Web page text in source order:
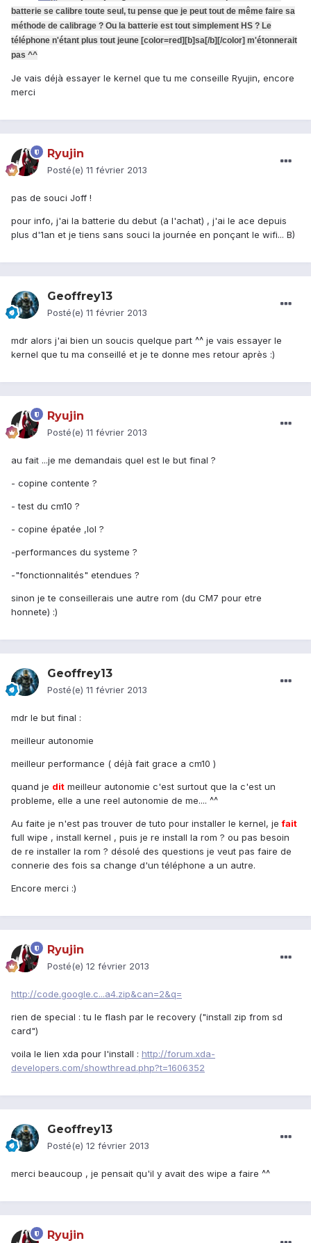
batterie se calibre toute seul, tu pense que je peut tout de même faire sa
méthode de calibrage ? Ou la batterie est tout simplement HS ? Le
téléphone n'étant plus tout jeune [color=red][b]sa[/b][/color] m'étonnerait
pas ^^
Je vais déjà essayer le kernel que tu me conseille Ryujin, encore
merci
Ryujin
Posté(e) 11 février 2013
pas de souci Joff !
pour info, j'ai la batterie du debut (a l'achat) , j'ai le ace depuis
plus d'1an et je tiens sans souci la journée en ponçant le wifi... B)
Geoffrey13
Posté(e) 11 février 2013
mdr alors j'ai bien un soucis quelque part ^^ je vais essayer le
kernel que tu ma conseillé et je te donne mes retour après :)
Ryujin
Posté(e) 11 février 2013
au fait ...je me demandais quel est le but final ?
- copine contente ?
- test du cm10 ?
- copine épatée ,lol ?
-performances du systeme ?
-"fonctionnalités" etendues ?
sinon je te conseillerais une autre rom (du CM7 pour etre
honnete) :)
Geoffrey13
Posté(e) 11 février 2013
mdr le but final :
meilleur autonomie
meilleur performance ( déjà fait grace a cm10 )
quand je dit meilleur autonomie c'est surtout que la c'est un
probleme, elle a une reel autonomie de me.... ^^
Au faite je n'est pas trouver de tuto pour installer le kernel, jefait
full wipe , install kernel , puis je re install la rom ? ou pas besoin
de re installer la rom ? désolé des questions je veut pas faire de
connerie des fois sa change d'un téléphone a un autre.
Encore merci :)
Ryujin
Posté(e) 12 février 2013
http://code.google.c...a4.zip&can=2&q=
rien de special : tu le flash par le recovery ("install zip from sd
card")
voila le lien xda pour l'install : http://forum.xda-
developers.com/showthread.php?t=1606352
Geoffrey13
Posté(e) 12 février 2013
merci beaucoup , je pensait qu'il y avait des wipe a faire ^^
Ryujin